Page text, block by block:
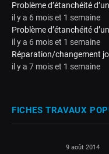
Problème d’étanchéité
il y a 6 mois et 1 semaine
Problème d’étanchéité
il y a 6 mois et 1 semaine
Réparation/changement
il y a 7 mois et 1 semaine
FICHES TRAVAUX
9 août 2014